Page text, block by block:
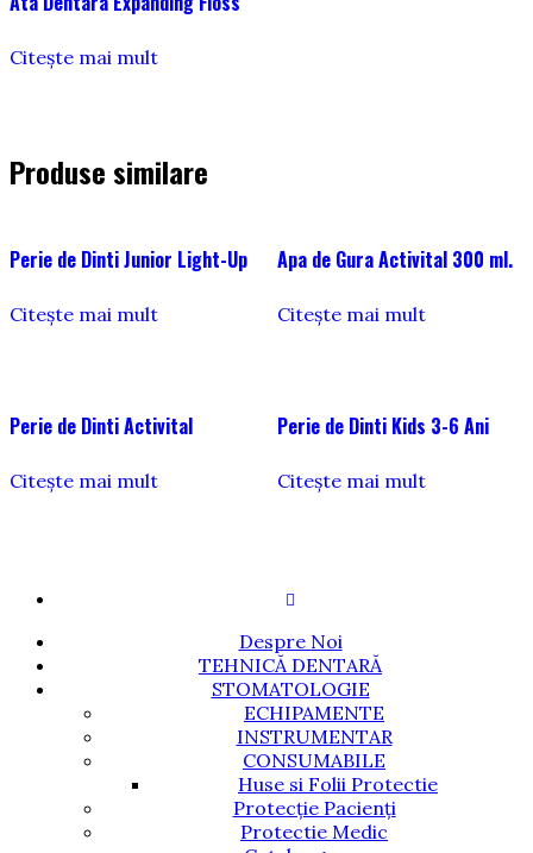
Citește mai mult
Produse similare
Perie de Dinti Junior Light-Up
Citește mai mult
Apa de Gura Activital 300 ml.
Citește mai mult
Perie de Dinti Activital
Citește mai mult
Perie de Dinti Kids 3-6 Ani
Citește mai mult
Despre Noi
TEHNICĂ DENTARĂ
STOMATOLOGIE
ECHIPAMENTE
INSTRUMENTAR
CONSUMABILE
Huse si Folii Protectie
Protecție Pacienți
Protectie Medic